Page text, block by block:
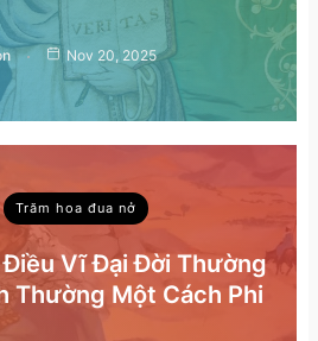
Nov 20, 2025
Trăm hoa đua nở
Điều Vĩ Đại Đời Thường
Thường Một Cách Phi